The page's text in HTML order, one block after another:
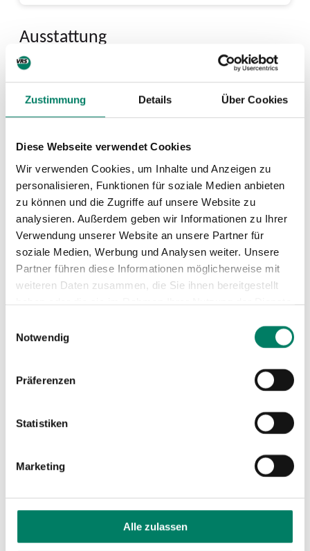
Zustimmung Details Über Cookies
Diese Webseite verwendet Cookies
Wir verwenden Cookies, um Inhalte und Anzeigen zu
personalisieren, Funktionen für soziale Medien anbieten
zu können und die Zugriffe auf unsere Website zu
analysieren. Außerdem geben wir Informationen zu Ihrer
Verwendung unserer Website an unsere Partner für
soziale Medien, Werbung und Analysen weiter. Unsere
Partner führen diese Informationen möglicherweise mit
weiteren Daten zusammen, die Sie ihnen bereitgestellt
Notwendig
Präferenzen
Statistiken
Marketing
Alle zulassen
Ausstattung
Rolltreppen
zu Gleis 1-2
Nächste Abfahrten ab Bf Ehrenfeld